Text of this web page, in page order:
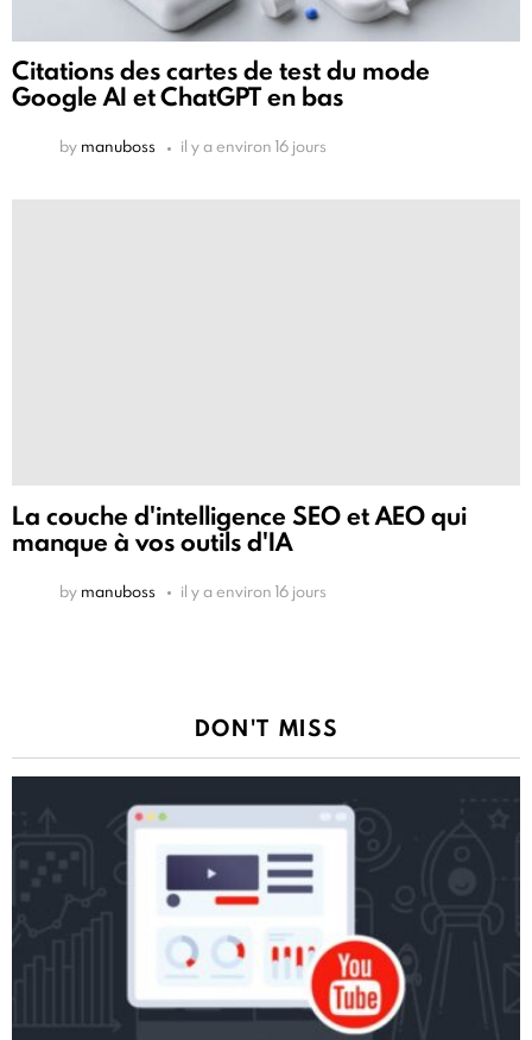
Citations des cartes de test du mode
Google AI et ChatGPT en bas
by manuboss il y a environ 16 jours
La couche d'intelligence SEO et AEO qui
manque à vos outils d'IA
by manuboss il y a environ 16 jours
DON'T MISS